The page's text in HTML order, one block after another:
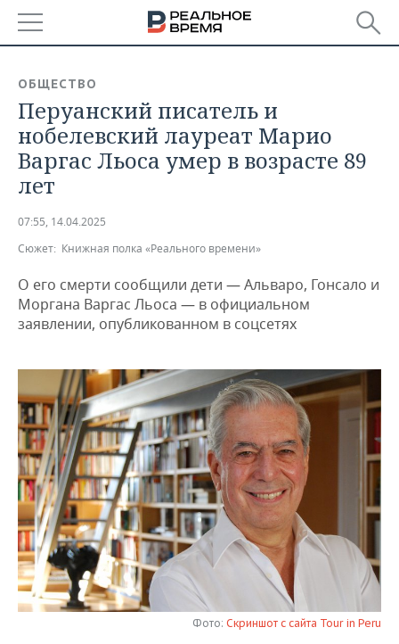
БАШКОРТОСТАН
ТАТАРСТАН
УДМУРТИЯ
НОВОСТИ
АНАЛИТИКА
НОВОСТИ АНАЛИТИКИ
ДЕКЛАРАЦИИ О ДОХОДАХ
ВУЗЫ ТАТАРСТАНА
ТАТАРСТАНА
ЭКОНОМИКА
НОВОСТИ ЭКОНОМИКИ
БАНКИ
ИНВЕСТИЦИИ
ПРОМЫШЛЕННОСТЬ
ПРОМЫШЛЕННОСТИ
АГРОПРОМ
НЕФТЕХИМИЯ
НЕФТЬ
ОПК
ЭНЕРГЕТИКА
НОВОСТИ НЕДВИЖИМОСТИ
АВТО
НОВОСТИ БИЗНЕСА
РОЗНИЧНАЯ ТОРГОВЛЯ
ТРАНСПОРТ
УСЛУГИ
ТЕХНОЛОГИИ
НОВОСТИ ТЕХНОЛОГИЙ
IT
МЕДИА
ТЕЛЕКОММУНИКАЦИИ
МЕРОПРИЯТИЯ
НОВОСТИ МЕРОПРИЯТИЙ
ВЫЕЗДНАЯ РЕДАКЦИЯ
БИЗНЕС-БРАНЧИ
ONLINE-КОНФЕРЕНЦИИ
СПОРТ
НОВОСТИ СПОРТА
ФУТБОЛ
ХОККЕЙ
ОБЩЕСТВО
НОВОСТИ ОБЩЕСТВА
ВЛАСТЬ
ФОТОГАЛЕРЕЯ
СЮЖЕТЫ
ОБЩЕСТВО
Перуанский писатель и
нобелевский лауреат Марио
Варгас Льоса умер в возрасте 89
лет
07:55, 14.04.2025
Сюжет: Книжная полка «Реального времени»
О его смерти сообщили дети — Альваро, Гонсало и
Моргана Варгас Льоса — в официальном
заявлении, опубликованном в соцсетях
Фото: Скриншот с сайта Tour in Peru